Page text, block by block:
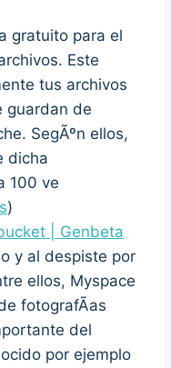
gratuito para el
Este
tus archivos
guardan de
SegÃºn ellos,
dicha
100 ve
)
| Genbeta
y al despiste por
ellos, Myspace
fotografÃ­as
del
por ejemplo